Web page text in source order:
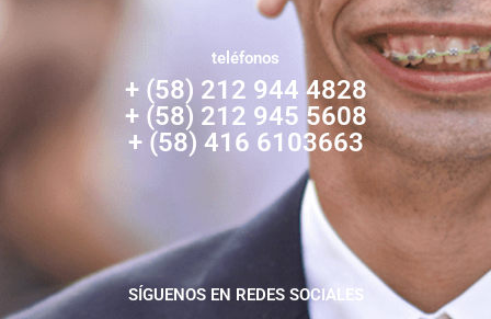
teléfonos
+ (58) 212 944 4828
+ (58) 212 945 5608
+ (58) 416 6103663
SÍGUENOS EN REDES SOCIALES